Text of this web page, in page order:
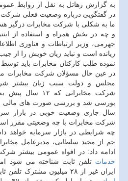
به گزارش رهاتل به نقل از روابط
در گفتگویی درباره وضعیت فعلی
ما به شکلی با شرکت مخابرات درگیر
و چه در بخش همراه و استفاده از
جهرمی، وزیر ارتباطات و فناوری
زیانده است و نباید زیان خویش را از
نموده طلب کارکنان مخابرات باید
در عین حال مسؤلان شرکت مخابرات
مجلس و دولت سبب زیان بیشتر
شرکت مخابراتی
بورسی شد و بررسی صورت های مالی
سال جاری وضعیت خوبی در بازار
شرکت مخابرات با چه وضعیتی مقرر
چه شرایطی در بازار سرمایه خواهد
جم از مجید سلطانی، مدیرعامل
ادامه داد: در افواه عمومی بیشتر
خدمات تلفن ثابت شناخته می شود
ایران غیر از ۲۸ میلیون مشترک تلفن ثابت با سهامداری ۹۰ درصدی